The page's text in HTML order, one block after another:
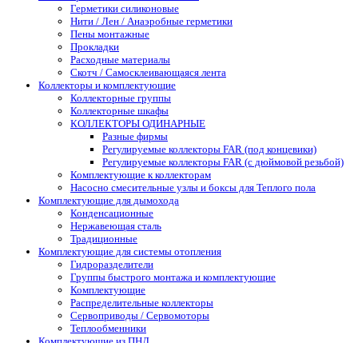
Герметики силиконовые
Нити / Лен / Анаэробные герметики
Пены монтажные
Прокладки
Расходные материалы
Скотч / Самосклеивающаяся лента
Коллекторы и комплектующие
Коллекторные группы
Коллекторные шкафы
КОЛЛЕКТОРЫ ОДИНАРНЫЕ
Разные фирмы
Регулируемые коллекторы FAR (под концевики)
Регулируемые коллекторы FAR (с дюймовой резьбой)
Комплектующие к коллекторам
Насосно смесительные узлы и боксы для Теплого пола
Комплектующие для дымохода
Конденсационные
Нержавеющая сталь
Традиционные
Комплектующие для системы отопления
Гидроразделители
Группы быстрого монтажа и комплектующие
Комплектующие
Распределительные коллекторы
Сервоприводы / Сервомоторы
Теплообменники